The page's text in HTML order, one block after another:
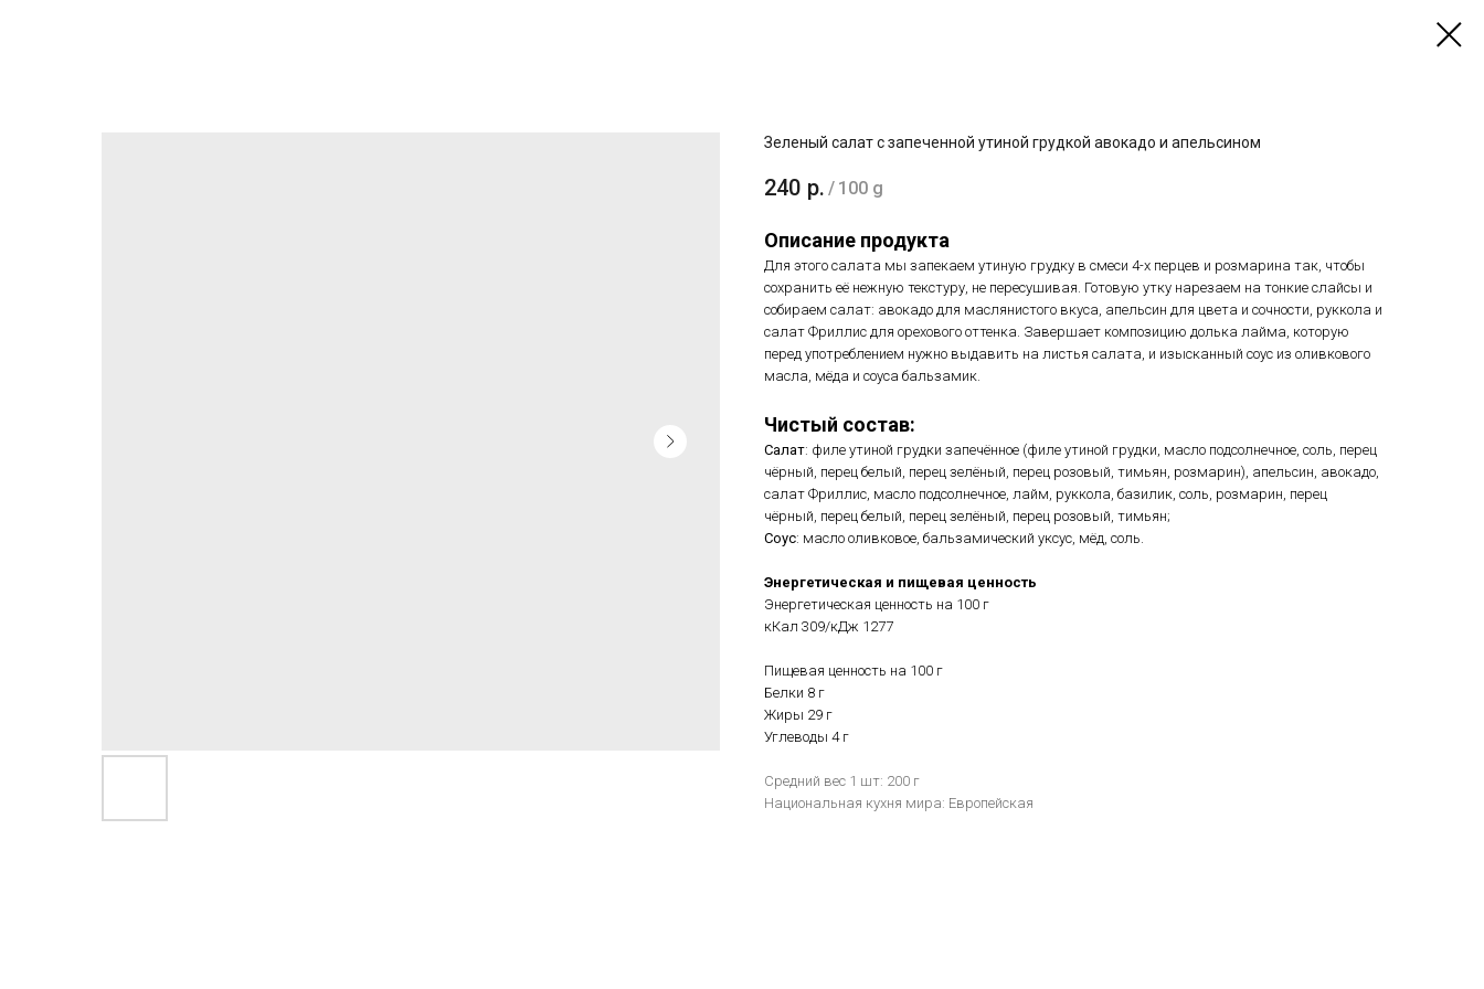
Зеленый салат с запеченной утиной грудкой авокадо и апельсином
240 р. / 100 g
Описание продукта
Для этого салата мы запекаем утиную грудку в смеси 4-х перцев и розмарина так, чтобы
сохранить её нежную текстуру, не пересушивая. Готовую утку нарезаем на тонкие слайсы и
собираем салат: авокадо для маслянистого вкуса, апельсин для цвета и сочности, руккола и
салат Фриллис для орехового оттенка. Завершает композицию долька лайма, которую
перед употреблением нужно выдавить на листья салата, и изысканный соус из оливкового
масла, мёда и соуса бальзамик.
Чистый состав:
Салат: филе утиной грудки запечённое (филе утиной грудки, масло подсолнечное, соль, перец
чёрный, перец белый, перец зелёный, перец розовый, тимьян, розмарин), апельсин, авокадо,
салат Фриллис, масло подсолнечное, лайм, руккола, базилик, соль, розмарин, перец
чёрный, перец белый, перец зелёный, перец розовый, тимьян;
Соус: масло оливковое, бальзамический уксус, мёд, соль.
Энергетическая и пищевая ценность
Энергетическая ценность на 100 г
кКал 309/кДж 1277
Пищевая ценность на 100 г
Белки 8 г
Жиры 29 г
Углеводы 4 г
Средний вес 1 шт: 200 г
Национальная кухня мира: Европейская